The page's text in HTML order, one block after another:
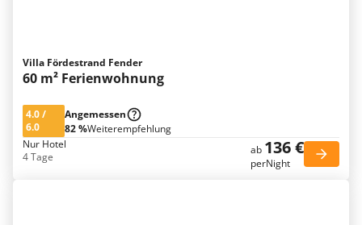
Villa Fördestrand Fender
60 m² Ferienwohnung
4.0/
6.0
Angemessen
82 %Weiterempfehlung
Nur Hotel
4 Tage
ab 136 €
perNight